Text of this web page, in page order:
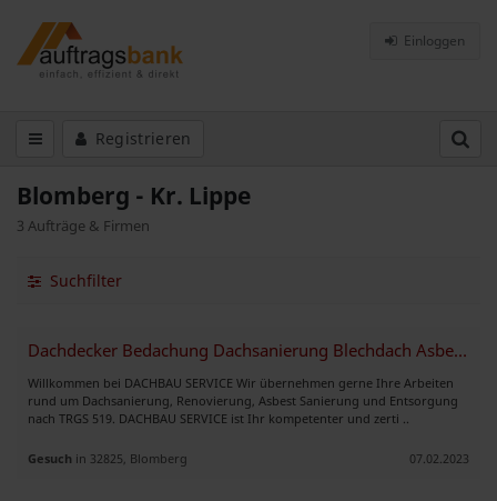
Einloggen
Registrieren
Blomberg - Kr. Lippe
3 Aufträge & Firmen
Suchfilter
Dachdecker Bedachung Dachsanierung Blechdach Asbestsanierung TRGS 519
Willkommen bei DACHBAU SERVICE Wir übernehmen gerne Ihre Arbeiten
rund um Dachsanierung, Renovierung, Asbest Sanierung und Entsorgung
nach TRGS 519. DACHBAU SERVICE ist Ihr kompetenter und zerti ..
Gesuch in 32825, Blomberg 07.02.2023